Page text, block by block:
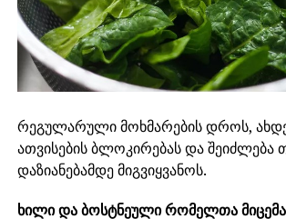
რეგულარული მოხმარების დროს,
ათვისების ბლოკირებას და შეიძლება
დაზიანებამდე მიგვიყვანოს.
ხილი და ბოსტნეული რომელთა